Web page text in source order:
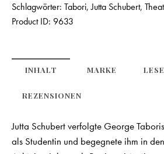
Schlagwörter: Tabori,Jutta Schubert,
Product ID: 9633
INHALT MARKE
REZENSIONEN
Jutta Schubert verfolgte George
als Studentin und begegnete ihm in